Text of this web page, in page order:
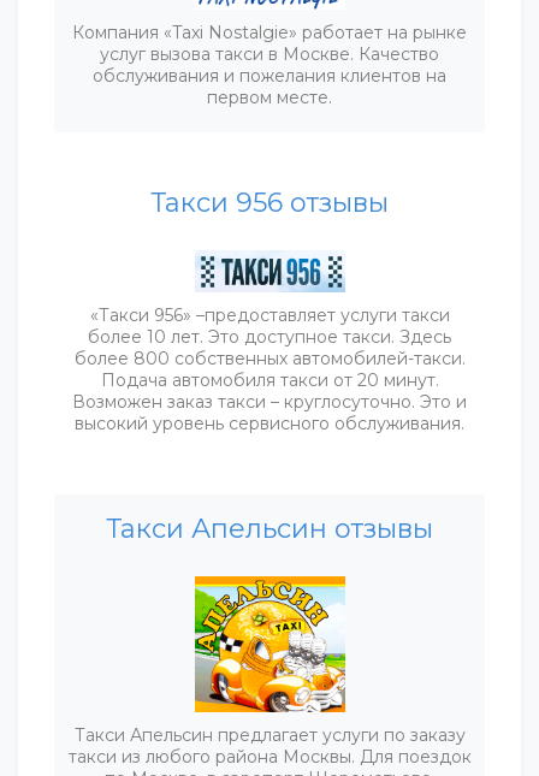
Компания «Taxi Nostalgie» работает на рынке
услуг вызова такси в Москве. Качество
обслуживания и пожелания клиентов на
первом месте.
Такси 956 отзывы
«Такси 956» –предоставляет услуги такси
более 10 лет. Это доступное такси. Здесь
более 800 собственных автомобилей-такси.
Подача автомобиля такси от 20 минут.
Возможен заказ такси – круглосуточно. Это и
высокий уровень сервисного обслуживания.
Такси Апельсин отзывы
Такси Апельсин предлагает услуги по заказу
такси из любого района Москвы. Для поездок